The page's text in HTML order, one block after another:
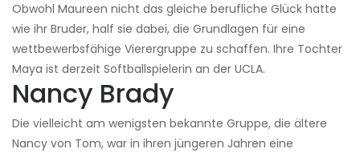
Obwohl Maureen nicht das gleiche berufliche Glück hatte
wie ihr Bruder, half sie dabei, die Grundlagen für eine
wettbewerbsfähige Vierergruppe zu schaffen. Ihre Tochter
Maya ist derzeit Softballspielerin an der UCLA.
Nancy Brady
Die vielleicht am wenigsten bekannte Gruppe, die ältere
Nancy von Tom, war in ihren jüngeren Jahren eine